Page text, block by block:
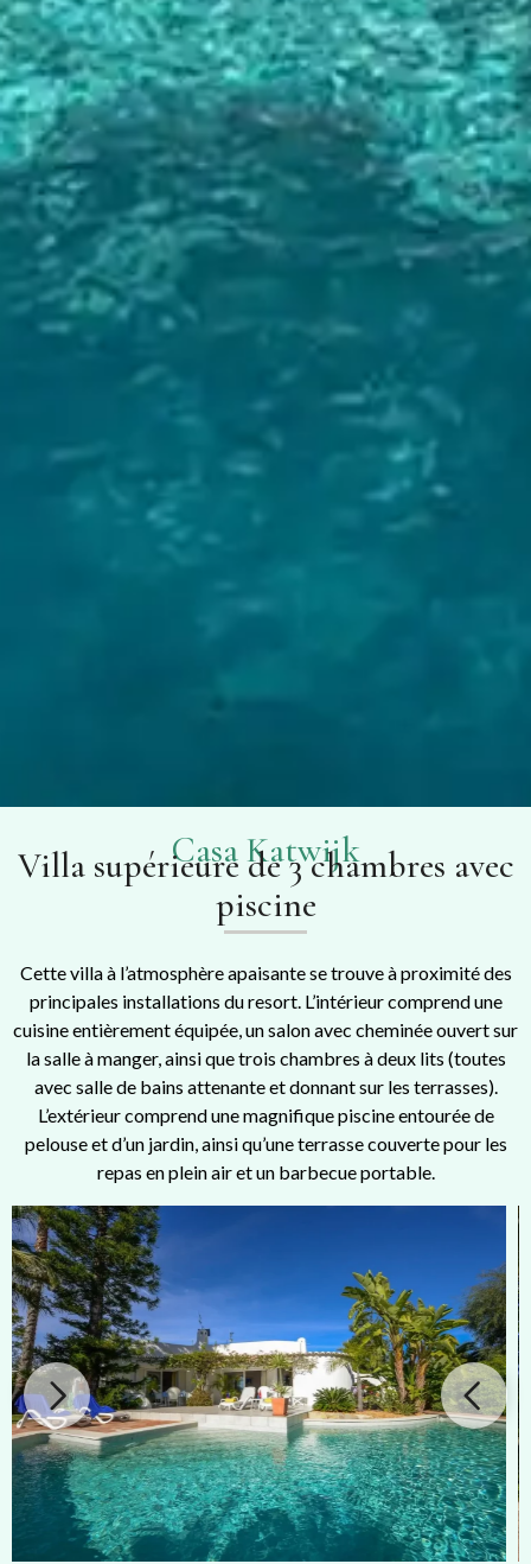
Casa Katwijk
Villa supérieure de 3 chambres avec
piscine
Cette villa à l’atmosphère apaisante se trouve à proximité des
principales installations du resort. L’intérieur comprend une
cuisine entièrement équipée, un salon avec cheminée ouvert sur
la salle à manger, ainsi que trois chambres à deux lits (toutes
avec salle de bains attenante et donnant sur les terrasses).
L’extérieur comprend une magnifique piscine entourée de
pelouse et d’un jardin, ainsi qu’une terrasse couverte pour les
repas en plein air et un barbecue portable.